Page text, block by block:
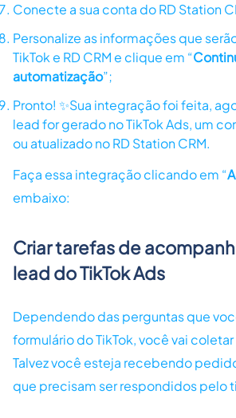
Conecte a sua conta do RD Station
Personalize as informações que
TikTok e RD CRM e clique em “
automatização”;
Pronto! ✨Sua integração foi feita,
lead for gerado no TikTok Ads, um
ou atualizado no RD Station CRM.
Faça essa integração clicando em “
embaixo:
Criar tarefas de
lead do TikTok Ads
Dependendo das perguntas que
formulário do TikTok, você vai
Talvez você esteja recebendo
que precisam ser respondidos pelo